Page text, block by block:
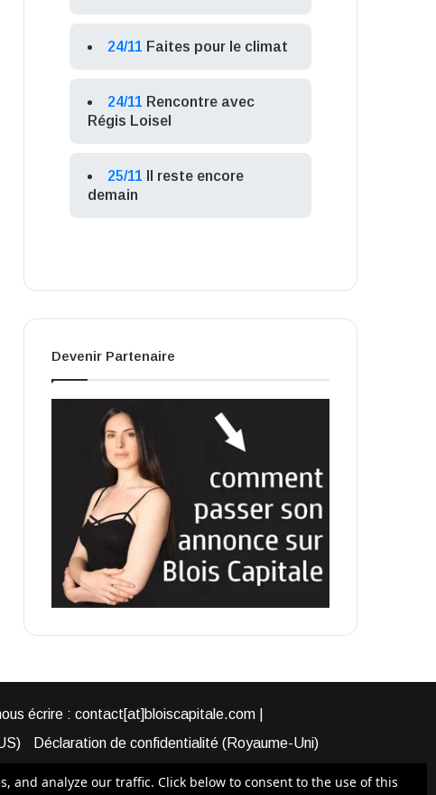
24/11 Faites pour le climat
24/11 Rencontre avec
Régis Loisel
25/11
Il reste encore
demain
Devenir Partenaire
écrire : contact[at]bloiscapitale.com |
Déclaration de confidentialité (Royaume-Uni)
and analyze our traffic. Click below to consent to the use of this